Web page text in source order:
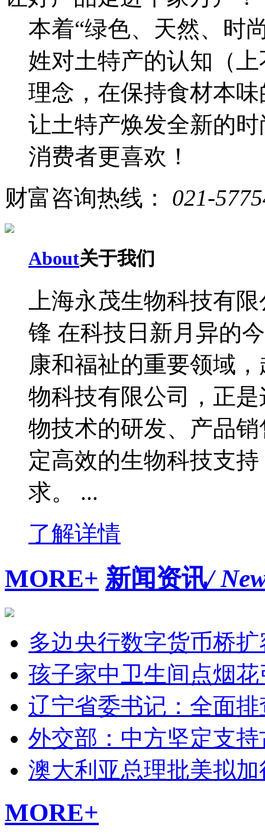
本着“绿色、天然、时
姓对土特产的认知（
理念，在保持食材本
让土特产焕发全新的
消费者更喜欢！
财富咨询热线：
021-
About关于我们
上海永茂生物科技有
锋 在科技日新月异的
康和福祉的重要领域
物科技有限公司，正
物技术的研发、产品
定高效的生物科技支
求。 ...
了解详情
MORE+ 新闻资讯/
多边央行数字货币桥扩
孩子家中卫生间点烟花
辽宁省委书记：全面排
外交部：中方坚定支持
澳大利亚总理批美拟加
MORE+